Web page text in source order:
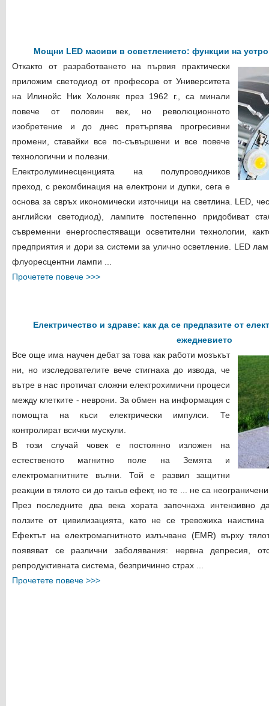
Мощни LED масиви в осветлението: функции на
Откакто от разработването на първия практически
приложим светодиод от професора от Университета
на Илинойс Ник Холоняк през 1962 г., са минали
повече от половин век, но революционното
изобретение и до днес претърпява прогресивни
промени, ставайки все по-съвършени и все повече
технологични и полезни.
Електролуминесценцията на полупроводников
преход, с рекомбинация на електрони и дупки, сега е
основа за свръх икономически източници на светлина. LED,
английски светодиод), лампите постепенно придобиват
съвременни енергоспестяващи осветителни технологии,
предприятия и дори за системи за улично осветление. LED
флуоресцентни лампи ...
Прочетете повече >>>
Електричество и здраве: как да се предпазите от
ежедневието
Все още има научен дебат за това как работи мозъкът
ни, но изследователите вече стигнаха до извода, че
вътре в нас протичат сложни електрохимични процеси
между клетките - неврони. За обмен на информация с
помощта на къси електрически импулси. Те
контролират всички мускули.
В този случай човек е постоянно изложен на
естественото магнитно поле на Земята и
електромагнитните вълни. Той е развил защитни
реакции в тялото си до такъв ефект, но те ... не са
През последните два века хората започнаха интензивно
ползите от цивилизацията, като не се тревожиха
Ефектът на електромагнитното излъчване (EMR) върху
появяват се различни заболявания: нервна депресия,
репродуктивната система, безпричинно страх ...
Прочетете повече >>>